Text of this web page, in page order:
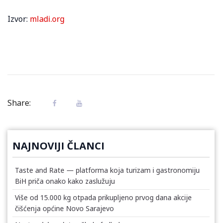
Izvor: mladi.org
Share:
NAJNOVIJI ČLANCI
Taste and Rate — platforma koja turizam i gastronomiju
BiH priča onako kako zaslužuju
Više od 15.000 kg otpada prikupljeno prvog dana akcije
čišćenja općine Novo Sarajevo